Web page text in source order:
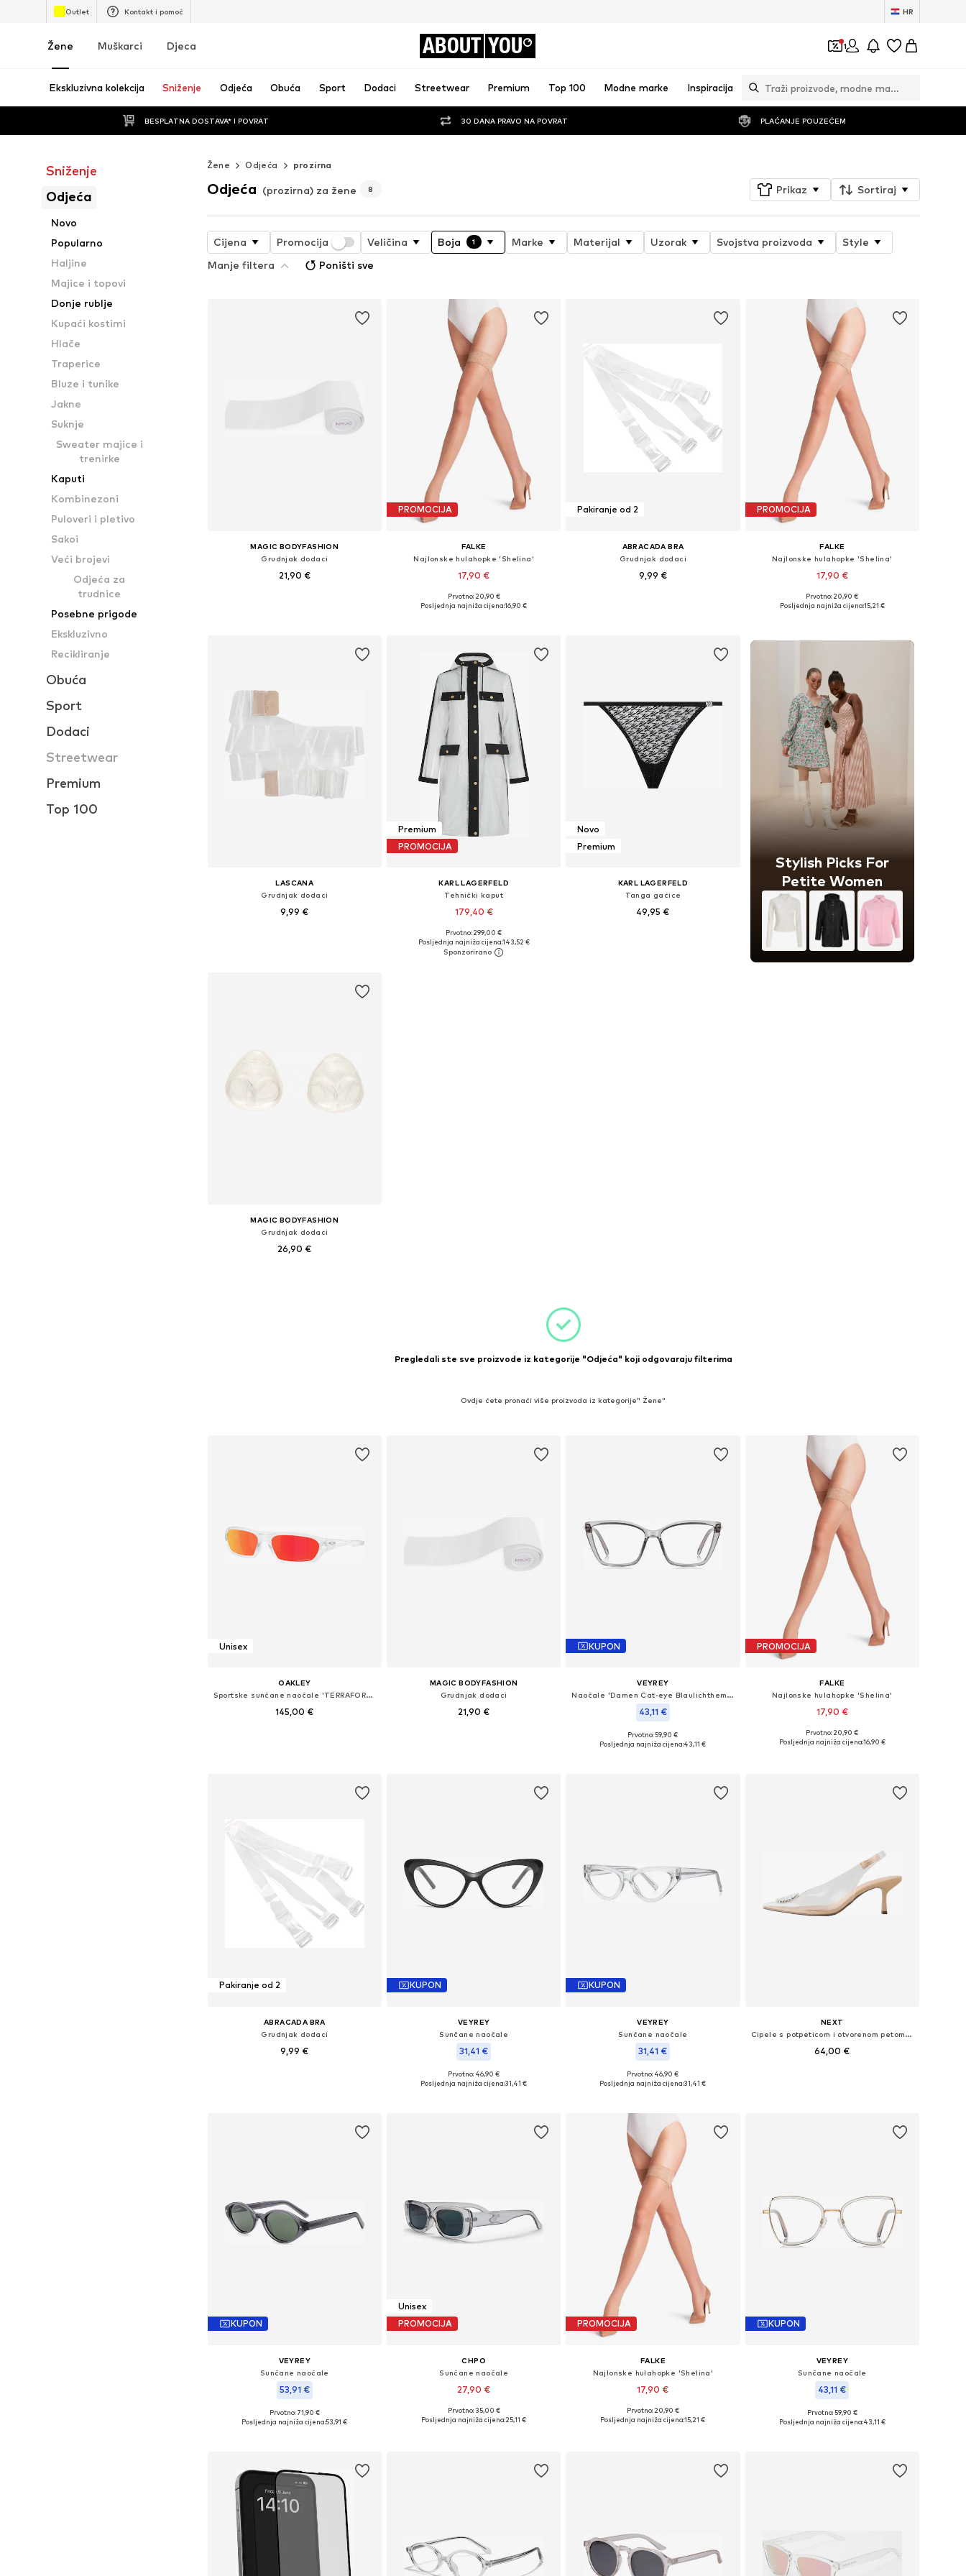
Outlet Kontakt i pomoć HR
Žene Muškarci Djeca ABOUT YOU 1
Ekskluzivna kolekcija Sniženje Odjeća Obuća Sport Dodaci Streetwear Premium Top 100 Modne marke Inspiracija
BESPLATNA DOSTAVA* I POVRAT 30 DANA PRAVO NA POVRAT PLAĆANJE POUZEĆEM
Sniženje
Odjeća
Novo
Popularno
Haljine
Majice i topovi
Donje rublje
Kupaći kostimi
Hlače
Traperice
Bluze i tunike
Jakne
Suknje
Sweater majice i
trenirke
Kaputi
Kombinezoni
Puloveri i pletivo
Sakoi
Veći brojevi
Odjeća za
trudnice
Posebne prigode
Ekskluzivno
Recikliranje
Obuća
Sport
Dodaci
Streetwear
Premium
Top 100
Žene Odjeća prozirna
Odjeća (prozirna) za žene 8 Prikaz Sortiraj
Cijena Promocija Veličina Boja 1 Marke Materijal Uzorak Svojstva proizvoda
Style
Manje filtera
Poništi sve
MAGIC BODYFASHION
Grudnjak dodaci
21,90 €
PROMOCIJA
FALKE
Najlonske hulahopke 'Shelina'
17,90 €
Dostupne veličine: S, M, L
Prvotno: 20,90 €
Posljednja najniža cijena:16,90 €
Pakiranje od 2
ABRACADA BRA
Grudnjak dodaci
9,99 €
PROMOCIJA
FALKE
Najlonske hulahopke 'Shelina'
17,90 €
Dostupne veličine: S, M, L
Prvotno: 20,90 €
Posljednja najniža cijena:15,21 €
LASCANA
Grudnjak dodaci
9,99 €
Premium
PROMOCIJA
KARL LAGERFELD
Tehnički kaput
179,40 €
Dostupne veličine: S, M
Dodaj u košaricu
Prvotno: 299,00 €
Posljednja najniža cijena:143,52 €
Novo
Premium
KARL LAGERFELD
Tanga gaćice
49,95 €
Stylish Picks For
Petite Women
MAGIC BODYFASHION
Grudnjak dodaci
26,90 €
Pregledali ste sve proizvode iz kategorije "Odjeća" koji odgovaraju filterima
Ovdje ćete pronaći više proizvoda iz kategorije" Žene"
Unisex
OAKLEY
Sportske sunčane naočale 'TERRAFORMA'
145,00 €
MAGIC BODYFASHION
Grudnjak dodaci
21,90 €
KUPON
VEYREY
Naočale 'Damen Cat-eye Blaulichthemmende Brillen Für Frauen Techale'
43,11 €
Dostupne veličine: Onesize
Prvotno: 59,90 €
Posljednja najniža cijena:43,11 €
PROMOCIJA
FALKE
Najlonske hulahopke 'Shelina'
17,90 €
Dostupne veličine: S, M, L
Prvotno: 20,90 €
Posljednja najniža cijena:16,90 €
Pakiranje od 2
ABRACADA BRA
Grudnjak dodaci
9,99 €
KUPON
VEYREY
Sunčane naočale
31,41 €
Dostupne veličine: Einheitsgröße
Prvotno: 46,90 €
Posljednja najniža cijena:31,41 €
KUPON
VEYREY
Sunčane naočale
31,41 €
Dostupne veličine: Einheitsgröße
Prvotno: 46,90 €
Posljednja najniža cijena:31,41 €
NEXT
Cipele s potpeticom i otvorenom petom 'Forever Comfort'
64,00 €
KUPON
VEYREY
Sunčane naočale
53,91 €
+ 2
Dostupne veličine: Einheitsgröße
Prvotno: 71,90 €
Posljednja najniža cijena:53,91 €
Unisex
PROMOCIJA
CHPO
Sunčane naočale
27,90 €
Dostupne veličine: One Size
Prvotno: 35,00 €
Posljednja najniža cijena:25,11 €
PROMOCIJA
FALKE
Najlonske hulahopke 'Shelina'
17,90 €
Dostupne veličine: S, M, L
Prvotno: 20,90 €
Posljednja najniža cijena:15,21 €
KUPON
VEYREY
Sunčane naočale
43,11 €
Dostupne veličine: Einheitsgröße
Prvotno: 59,90 €
Posljednja najniža cijena:43,11 €